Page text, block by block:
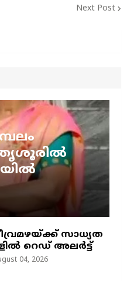
Next Post
തൃശൂരിൽ
സാധ്യത
റെഡ് അലർട്ട്
04, 2026